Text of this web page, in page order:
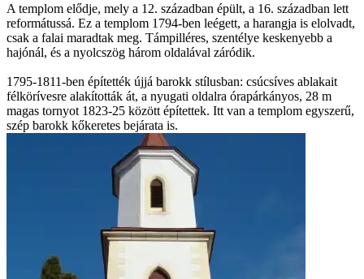
A templom elődje, mely a 12. században épült, a 16. században lett
reformátussá. Ez a templom 1794-ben leégett, a harangja is elolvadt,
csak a falai maradtak meg. Támpilléres, szentélye keskenyebb a
hajónál, és a nyolcszög három oldalával záródik.
1795-1811-ben építették újjá barokk stílusban: csúcsíves ablakait
félkörívesre alakították át, a nyugati oldalra órapárkányos, 28 m
magas tornyot 1823-25 között építettek. Itt van a templom egyszerű,
szép barokk kőkeretes bejárata is.